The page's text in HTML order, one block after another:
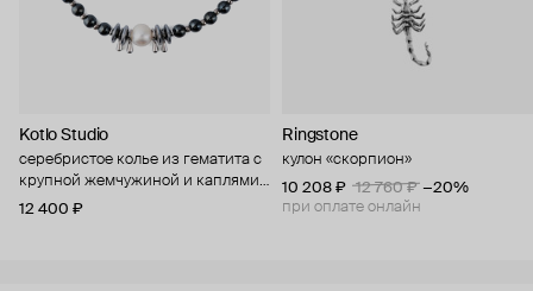
Kotlo Studio
серебристое колье из гематита с
крупной жемчужиной и каплями
"пришелец мини"
12 400 ₽
Ringstone
кулон «скорпион»
10 208 ₽
12 760 ₽ −20%
при оплате онлайн